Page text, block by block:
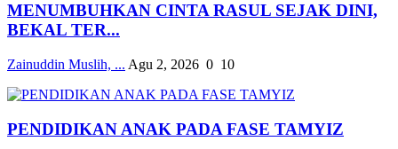
MENUMBUHKAN CINTA RASUL SEJAK DINI,
BEKAL TER...
Zainuddin Muslih, ... Agu 2, 2026 0 10
PENDIDIKAN ANAK PADA FASE TAMYIZ